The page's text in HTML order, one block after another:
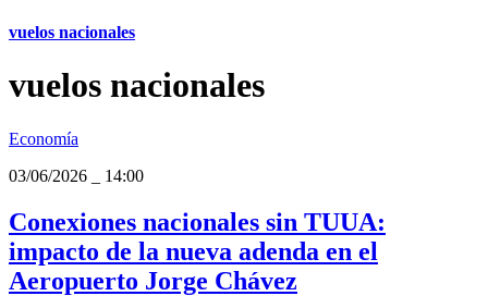
vuelos nacionales
vuelos nacionales
Economía
03/06/2026
14:00
Conexiones nacionales sin TUUA:
impacto de la nueva adenda en el
Aeropuerto Jorge Chávez